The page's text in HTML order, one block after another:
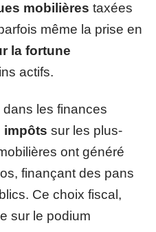
mobilières taxées
même la prise en
la fortune
actifs.
les finances
impôts sur les plus-
ont généré
finançant des pans
Ce choix fiscal,
sur le podium